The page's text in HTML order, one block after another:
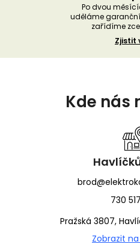
Po dvou
uděláme
zařídíme
Zjistit
Kde nás
730
Pražská 3807,
Zobrazit